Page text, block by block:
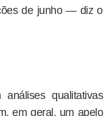
de junho — diz o
qualitativas
em geral, um apelo